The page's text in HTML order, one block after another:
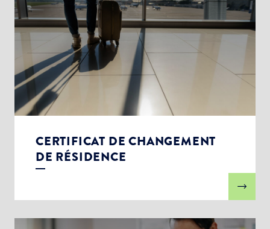
CERTIFICAT DE CHANGEMENT
DE RÉSIDENCE